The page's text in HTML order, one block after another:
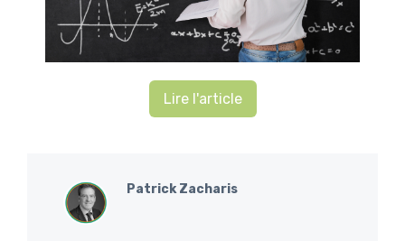
Lire l'article
Patrick Zacharis